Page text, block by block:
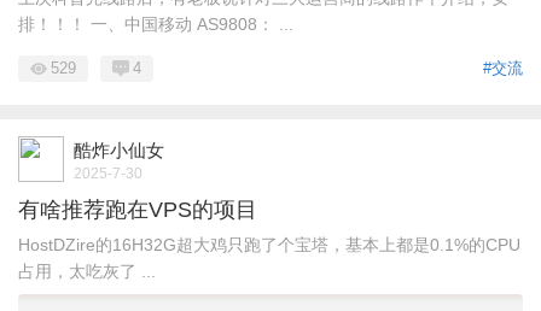
排！！！ 一、中国移动 AS9808： ...
#交流
529 4
酷炸小仙女
2025-7-30
有啥推荐跑在VPS的项目
HostDZire的16H32G超大鸡只跑了个宝塔，基本上都是0.1%的CPU
占用，太吃灰了 ...